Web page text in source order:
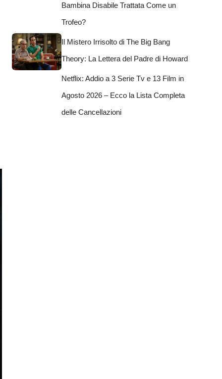
Bambina Disabile Trattata Come un
Trofeo?
Il Mistero Irrisolto di The Big Bang
Theory: La Lettera del Padre di Howard
Netflix: Addio a 3 Serie Tv e 13 Film in
Agosto 2026 – Ecco la Lista Completa
delle Cancellazioni